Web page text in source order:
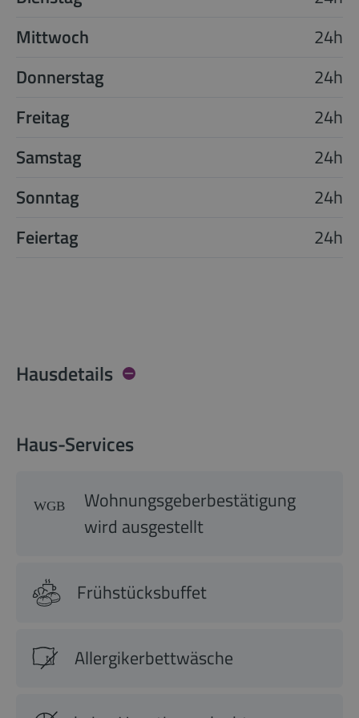
Mittwoch
24h
Donnerstag
24h
Freitag
24h
Samstag
24h
Sonntag
24h
Feiertag
24h
Hausdetails
Haus-Services
Wohnungsgeberbestätigung
wird ausgestellt
Frühstücksbuffet
Allergikerbettwäsche